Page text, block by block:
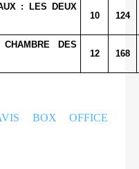
: LES DEUX
10 124
DES
12 168